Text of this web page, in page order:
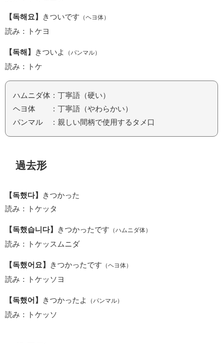
【독해요】 きついです （ヘヨ体）
読み：トケヨ
【독해】 きついよ （パンマル）
読み：トケ
ハムニダ体：丁寧語（硬い）
ヘヨ体 ：丁寧語（やわらかい）
パンマル ：親しい間柄で使用するタメ口
過去形
【독했다】
きつかった
読み：トケッタ
【독했습니다】 きつかったです （ハムニダ体）
読み：トケッスムニダ
【독했어요】 きつかったです （ヘヨ体）
読み：トケッソヨ
【독했어】 きつかったよ （パンマル）
読み：トケッソ